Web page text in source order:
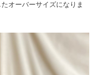
オーバーサイズになりま